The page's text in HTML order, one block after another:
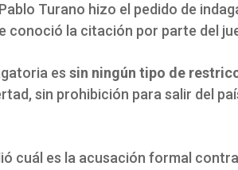
Turano hizo el pedido de
conoció la citación por parte del
es sin ningún tipo de
sin prohibición para salir del
cuál es la acusación formal